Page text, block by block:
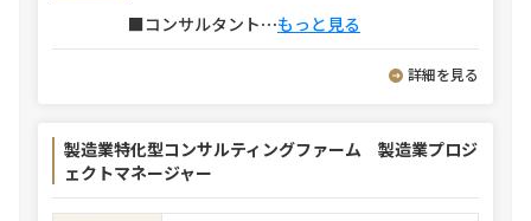
■コンサルタント⋯もっと見る
詳細を見る
製造業特化型コンサルティングファーム 製造業プロジ
ェクトマネージャー